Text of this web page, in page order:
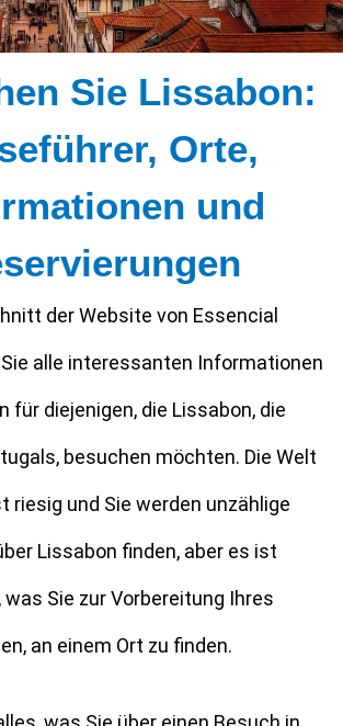
Sie Lissabon:
Orte,
und
der Website von Essencial
alle interessanten Informationen
für diejenigen, die Lissabon, die
besuchen möchten. Die Welt
riesig und Sie werden unzählige
Lissabon finden, aber es ist
Sie zur Vorbereitung Ihres
an einem Ort zu finden.